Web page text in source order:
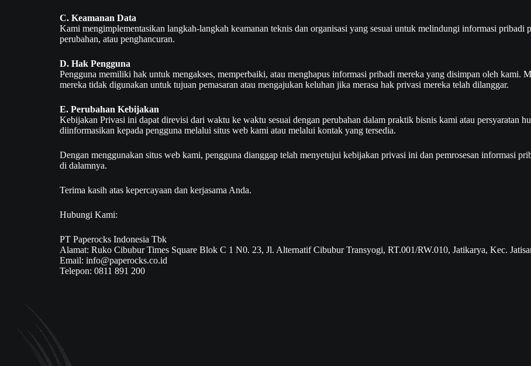
C. Keamanan Data
Kami mengimplementasikan langkah-langkah keamanan teknis dan organisasi yang sesuai untuk melindungi informasi pribadi
perubahan, atau penghancuran.
D. Hak Pengguna
Pengguna memiliki hak untuk mengakses, memperbaiki, atau menghapus informasi pribadi mereka yang disimpan oleh kami.
mereka tidak digunakan untuk tujuan pemasaran atau mengajukan keluhan jika merasa hak privasi mereka telah dilanggar.
E. Perubahan Kebijakan
Kebijakan Privasi ini dapat direvisi dari waktu ke waktu sesuai dengan perubahan dalam praktik bisnis kami atau persyaratan
diinformasikan kepada pengguna melalui situs web kami atau melalui kontak yang tersedia.
Dengan menggunakan situs web kami, pengguna dianggap telah menyetujui kebijakan privasi ini dan pemrosesan informasi
di dalamnya.
Terima kasih atas kepercayaan dan kerjasama Anda.
Hubungi Kami:
PT Paperocks Indonesia Tbk
Alamat: Ruko Cibubur Times Square Blok C 1 N0. 23, Jl. Alternatif Cibubur Transyogi, RT.001/RW.010, Jatikarya, Kec.
Email: info@paperocks.co.id
Telepon: 0811 891 200